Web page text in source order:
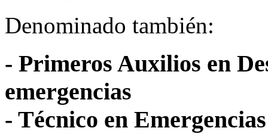
Denominado también:
- Primeros Auxilios en
emergencias
- Técnico en